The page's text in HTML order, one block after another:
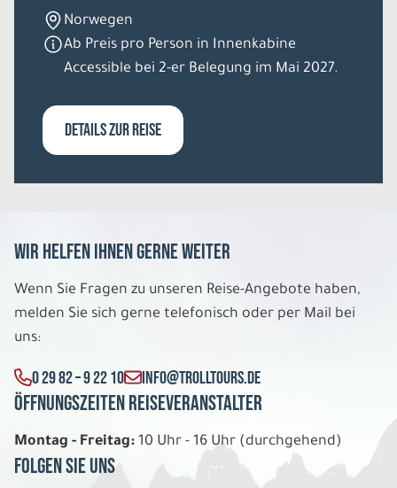
Mo. 24.08. - Mo. 31.08.2026
Schottland - von Edinburgh bis Orkney
Belegung: 1
REISE VERBINDLICH ANFRAGEN
Norwegen
Ab Preis pro Person in Innenkabine
Accessible bei 2-er Belegung im Mai 2027.
DETAILS ZUR REISE
Wir helfen Ihnen gerne weiter
Wenn Sie Fragen zu unseren Reise-Angebote haben,
melden Sie sich gerne telefonisch oder per Mail bei
uns:
0 29 82 – 9 22 10 INFO@TROLLTOURS.DE
Öffnungszeiten Reiseveranstalter
Montag - Freitag: 10 Uhr - 16 Uhr (durchgehend)
Folgen Sie uns